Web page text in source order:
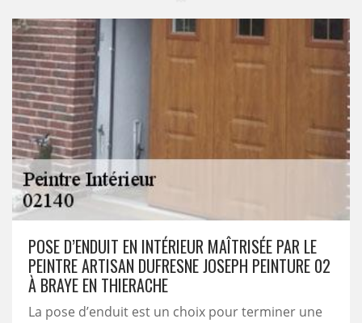
POSE D’ENDUIT EN INTÉRIEUR MAÎTRISÉE PAR LE
PEINTRE ARTISAN DUFRESNE JOSEPH PEINTURE 02
À BRAYE EN THIERACHE
La pose d’enduit est un choix pour terminer une